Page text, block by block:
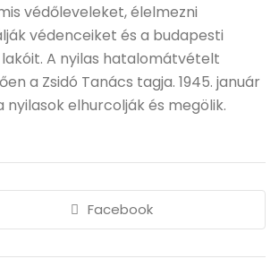
védőleveleket, élelmezni
védenceiket és a budapesti
A nyilas hatalomátvételt
a Zsidó Tanács tagja. 1945. január
nyilasok elhurcolják és megölik.
Facebook